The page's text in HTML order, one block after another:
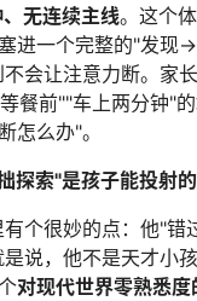
无连续主线。这个
进一个完整的"发
会让注意力断。家
餐前""车上两分钟"
怎么办"。
探索"是孩子能投射的
个很妙的点：他"错
说，他不是天才小
对现代世界零熟悉度